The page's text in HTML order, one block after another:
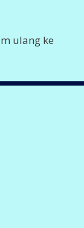
ulang ke